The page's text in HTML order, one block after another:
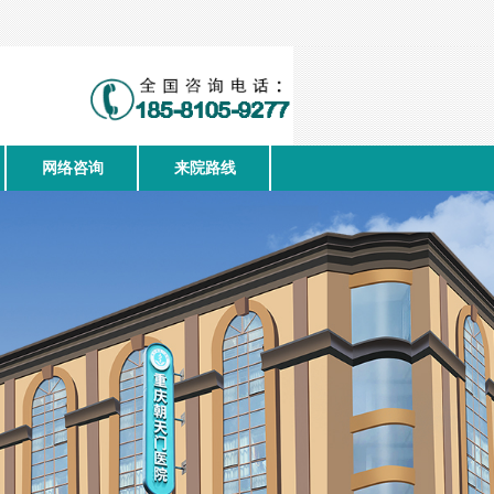
网络咨询 来院路线